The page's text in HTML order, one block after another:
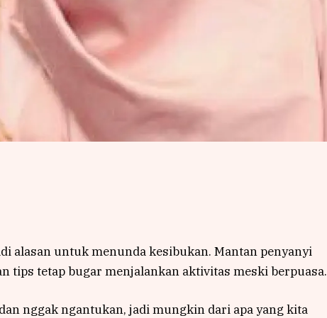
alasan untuk menunda kesibukan. Mantan penyanyi
tips tetap bugar menjalankan aktivitas meski berpuasa.
nggak ngantukan, jadi mungkin dari apa yang kita